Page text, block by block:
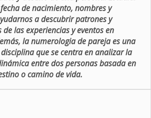
de nacimiento, nombres y
a descubrir patrones y
las experiencias y eventos en
la numerologia de pareja es una
que se centra en analizar la
entre dos personas basada en
o camino de vida.